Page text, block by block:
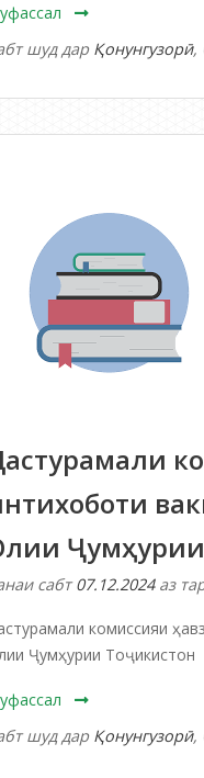
шуд дар Қонунгузорӣ,
сабт07.12.2024аз
комиссияи
Ҷумҳурии Тоҷикистон
шуд дар Қонунгузорӣ,